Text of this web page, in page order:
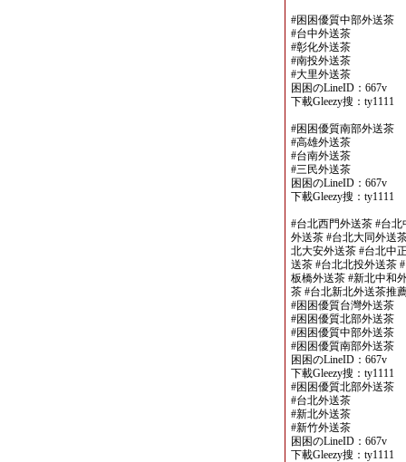
#困困優質中部外送茶
#台中外送茶
#彰化外送茶
#南投外送茶
#大里外送茶
困困のLineID：667v
下載Gleezy搜：ty1111
#困困優質南部外送茶
#高雄外送茶
#台南外送茶
#三民外送茶
困困のLineID：667v
下載Gleezy搜：ty1111
#台北西門外送茶 #台
外送茶 #台北大同外送
北大安外送茶 #台北中
送茶 #台北北投外送茶
板橋外送茶 #新北中和
茶 #台北新北外送茶推
#困困優質台灣外送茶
#困困優質北部外送茶
#困困優質中部外送茶
#困困優質南部外送茶
困困のLineID：667v
下載Gleezy搜：ty1111
#困困優質北部外送茶
#台北外送茶
#新北外送茶
#新竹外送茶
困困のLineID：667v
下載Gleezy搜：ty1111